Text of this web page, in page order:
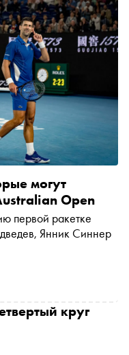
могут
Open
первой ракетке
Янник Синнер
круг